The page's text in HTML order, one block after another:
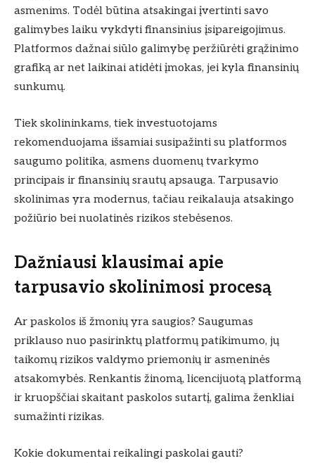
asmenims. Todėl būtina atsakingai įvertinti savo
galimybes laiku vykdyti finansinius įsipareigojimus.
Platformos dažnai siūlo galimybę peržiūrėti grąžinimo
grafiką ar net laikinai atidėti įmokas, jei kyla finansinių
sunkumų.
Tiek skolininkams, tiek investuotojams
rekomenduojama išsamiai susipažinti su platformos
saugumo politika, asmens duomenų tvarkymo
principais ir finansinių srautų apsauga. Tarpusavio
skolinimas yra modernus, tačiau reikalauja atsakingo
požiūrio bei nuolatinės rizikos stebėsenos.
Dažniausi klausimai apie
tarpusavio skolinimosi procesą
Ar paskolos iš žmonių yra saugios? Saugumas
priklauso nuo pasirinktų platformų patikimumo, jų
taikomų rizikos valdymo priemonių ir asmeninės
atsakomybės. Renkantis žinomą, licencijuotą platformą
ir kruopščiai skaitant paskolos sutartį, galima ženkliai
sumažinti rizikas.
Kokie dokumentai reikalingi paskolai gauti?